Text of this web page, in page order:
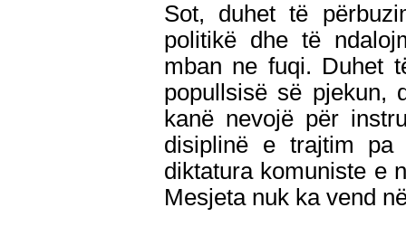
Sot, duhet të
politikë dhe të
mban ne fuqi. Duhet
popullsisë së pjekun,
kanë nevojë për
disiplinë e trajtim pa
diktatura komuniste e
Mesjeta nuk ka vend